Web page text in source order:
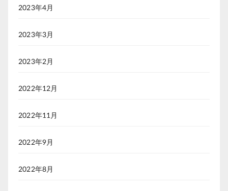
2023年4月
2023年3月
2023年2月
2022年12月
2022年11月
2022年9月
2022年8月